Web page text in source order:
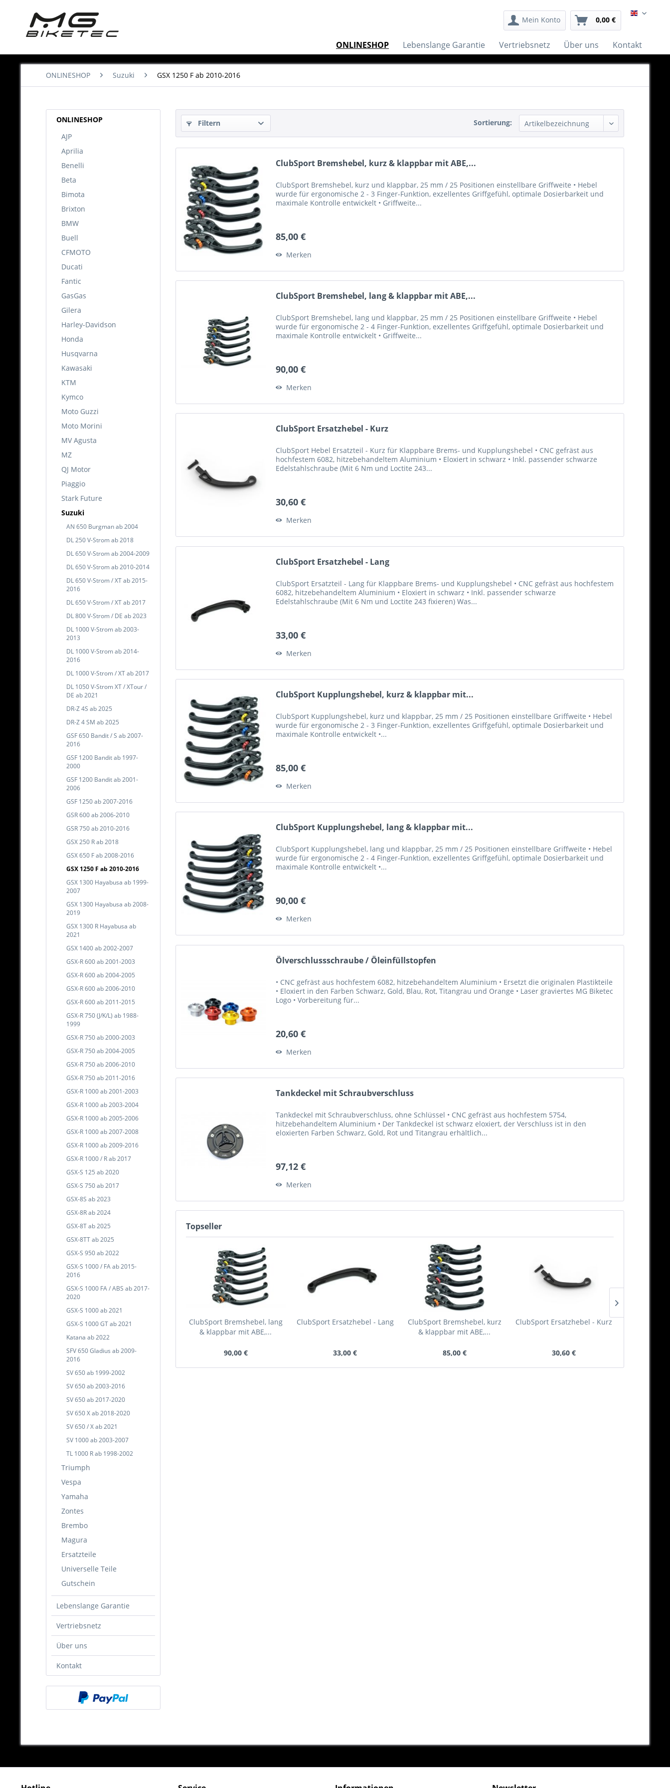
Mein Konto 0,00 € English
ONLINESHOP Lebenslange Garantie Vertriebsnetz Über uns Kontakt
ONLINESHOP Suzuki GSX 1250 F ab 2010-2016
ONLINESHOP
AJP
Aprilia
Benelli
Beta
Bimota
Brixton
BMW
Buell
CFMOTO
Ducati
Fantic
GasGas
Gilera
Harley-Davidson
Honda
Husqvarna
Kawasaki
KTM
Kymco
Moto Guzzi
Moto Morini
MV Agusta
MZ
QJ Motor
Piaggio
Stark Future
Suzuki
AN 650 Burgman ab 2004
DL 250 V-Strom ab 2018
DL 650 V-Strom ab 2004-2009
DL 650 V-Strom ab 2010-2014
DL 650 V-Strom / XT ab 2015-
2016
DL 650 V-Strom / XT ab 2017
DL 800 V-Strom / DE ab 2023
DL 1000 V-Strom ab 2003-
2013
DL 1000 V-Strom ab 2014-
2016
DL 1000 V-Strom / XT ab 2017
DL 1050 V-Strom XT / XTour /
DE ab 2021
DR-Z 4S ab 2025
DR-Z 4 SM ab 2025
GSF 650 Bandit / S ab 2007-
2016
GSF 1200 Bandit ab 1997-
2000
GSF 1200 Bandit ab 2001-
2006
GSF 1250 ab 2007-2016
GSR 600 ab 2006-2010
GSR 750 ab 2010-2016
GSX 250 R ab 2018
GSX 650 F ab 2008-2016
GSX 1250 F ab 2010-2016
GSX 1300 Hayabusa ab 1999-
2007
GSX 1300 Hayabusa ab 2008-
2019
GSX 1300 R Hayabusa ab
2021
GSX 1400 ab 2002-2007
GSX-R 600 ab 2001-2003
GSX-R 600 ab 2004-2005
GSX-R 600 ab 2006-2010
GSX-R 600 ab 2011-2015
GSX-R 750 (J/K/L) ab 1988-
1999
GSX-R 750 ab 2000-2003
GSX-R 750 ab 2004-2005
GSX-R 750 ab 2006-2010
GSX-R 750 ab 2011-2016
GSX-R 1000 ab 2001-2003
GSX-R 1000 ab 2003-2004
GSX-R 1000 ab 2005-2006
GSX-R 1000 ab 2007-2008
GSX-R 1000 ab 2009-2016
GSX-R 1000 / R ab 2017
GSX-S 125 ab 2020
GSX-S 750 ab 2017
GSX-8S ab 2023
GSX-8R ab 2024
GSX-8T ab 2025
GSX-8TT ab 2025
GSX-S 950 ab 2022
GSX-S 1000 / FA ab 2015-
2016
GSX-S 1000 FA / ABS ab 2017-
2020
GSX-S 1000 ab 2021
GSX-S 1000 GT ab 2021
Katana ab 2022
SFV 650 Gladius ab 2009-
2016
SV 650 ab 1999-2002
SV 650 ab 2003-2016
SV 650 ab 2017-2020
SV 650 X ab 2018-2020
SV 650 / X ab 2021
SV 1000 ab 2003-2007
TL 1000 R ab 1998-2002
Triumph
Vespa
Yamaha
Zontes
Brembo
Magura
Ersatzteile
Universelle Teile
Gutschein
Lebenslange Garantie
Vertriebsnetz
Über uns
Kontakt
Filtern Sortierung:
ClubSport Bremshebel, kurz & klappbar mit ABE,...
ClubSport Bremshebel, kurz und klappbar, 25 mm / 25 Positionen einstellbare Griffweite • Hebel
wurde für ergonomische 2 - 3 Finger-Funktion, exzellentes Griffgefühl, optimale Dosierbarkeit und
maximale Kontrolle entwickelt • Griffweite...
85,00 €
Merken
ClubSport Bremshebel, lang & klappbar mit ABE,...
ClubSport Bremshebel, lang und klappbar, 25 mm / 25 Positionen einstellbare Griffweite • Hebel
wurde für ergonomische 2 - 4 Finger-Funktion, exzellentes Griffgefühl, optimale Dosierbarkeit und
maximale Kontrolle entwickelt • Griffweite...
90,00 €
Merken
ClubSport Ersatzhebel - Kurz
ClubSport Hebel Ersatzteil - Kurz für Klappbare Brems- und Kupplungshebel • CNC gefräst aus
hochfestem 6082, hitzebehandeltem Aluminium • Eloxiert in schwarz • Inkl. passender schwarze
Edelstahlschraube (Mit 6 Nm und Loctite 243...
30,60 €
Merken
ClubSport Ersatzhebel - Lang
ClubSport Ersatzteil - Lang für Klappbare Brems- und Kupplungshebel • CNC gefräst aus hochfestem
6082, hitzebehandeltem Aluminium • Eloxiert in schwarz • Inkl. passender schwarze
Edelstahlschraube (Mit 6 Nm und Loctite 243 fixieren) Was...
33,00 €
Merken
ClubSport Kupplungshebel, kurz & klappbar mit...
ClubSport Kupplungshebel, kurz und klappbar, 25 mm / 25 Positionen einstellbare Griffweite • Hebel
wurde für ergonomische 2 - 3 Finger-Funktion, exzellentes Griffgefühl, optimale Dosierbarkeit und
maximale Kontrolle entwickelt •...
85,00 €
Merken
ClubSport Kupplungshebel, lang & klappbar mit...
ClubSport Kupplungshebel, lang und klappbar, 25 mm / 25 Positionen einstellbare Griffweite • Hebel
wurde für ergonomische 2 - 4 Finger-Funktion, exzellentes Griffgefühl, optimale Dosierbarkeit und
maximale Kontrolle entwickelt •...
90,00 €
Merken
Ölverschlussschraube / Öleinfüllstopfen
• CNC gefräst aus hochfestem 6082, hitzebehandeltem Aluminium • Ersetzt die originalen Plastikteile
• Eloxiert in den Farben Schwarz, Gold, Blau, Rot, Titangrau und Orange • Laser graviertes MG Biketec
Logo • Vorbereitung für...
20,60 €
Merken
Tankdeckel mit Schraubverschluss
Tankdeckel mit Schraubverschluss, ohne Schlüssel • CNC gefräst aus hochfestem 5754,
hitzebehandeltem Aluminium • Der Tankdeckel ist schwarz eloxiert, der Verschluss ist in den
eloxierten Farben Schwarz, Gold, Rot und Titangrau erhältlich...
97,12 €
Merken
Topseller
ClubSport Bremshebel, lang
& klappbar mit ABE,...
90,00 €
ClubSport Ersatzhebel - Lang
33,00 €
ClubSport Bremshebel, kurz
& klappbar mit ABE,...
85,00 €
ClubSport Ersatzhebel - Kurz
30,60 €